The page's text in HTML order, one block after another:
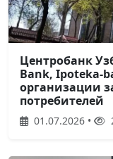
Центробанк
Bank, Ipoteka-
организации
потребителей
01.07.2026 •